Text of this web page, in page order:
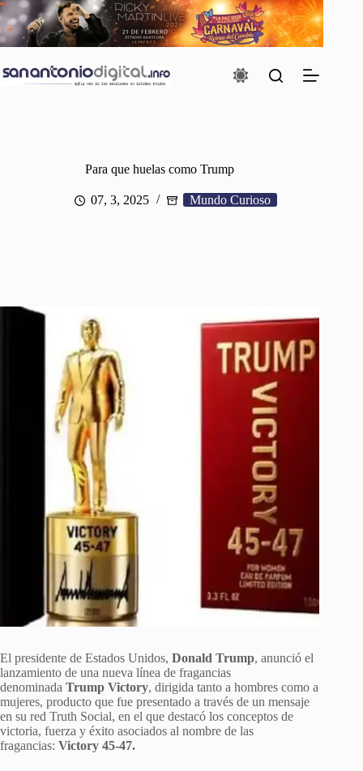
Saltar
al
contenido
Para que huelas como Trump
07, 3, 2025 Mundo Curioso
El presidente de Estados Unidos, Donald Trump, anunció el
lanzamiento de una nueva línea de fragancias
denominada Trump Victory, dirigida tanto a hombres como a
mujeres, producto que fue presentado a través de un mensaje
en su red Truth Social, en el que destacó los conceptos de
victoria, fuerza y éxito asociados al nombre de las
fragancias: Victory 45-47.